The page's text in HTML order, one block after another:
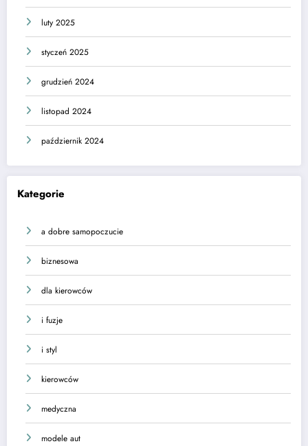
luty 2025
styczeń 2025
grudzień 2024
listopad 2024
październik 2024
Kategorie
a dobre samopoczucie
biznesowa
dla kierowców
i fuzje
i styl
kierowców
medyczna
modele aut